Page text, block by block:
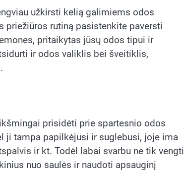
užkirsti kelią galimiems odos
rutiną pasistenkite paversti
pritaikytas jūsų odos tipui ir
ir odos valiklis bei šveitiklis,
prisidėti prie spartesnio odos
ji tampa papilkėjusi ir suglebusi, joje ima
ir kt. Todėl labai svarbu ne tik vengti
nuo saulės ir naudoti apsauginį